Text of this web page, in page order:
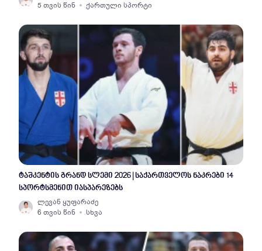
5 თვის წინ
ქართული სპორტი
ტაშკენტის გრანდ სლემი 2026 | საქართველოს ნაკრები 14
სპორტსმენით იასპარეზებს
ლევან ყუფარაძე
6 თვის წინ
სხვა